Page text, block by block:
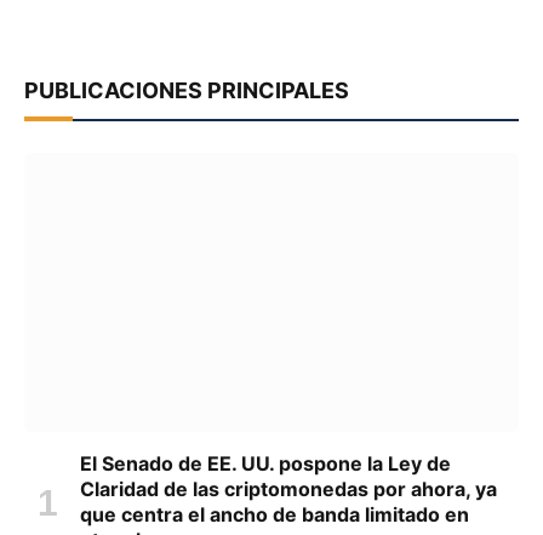
PUBLICACIONES PRINCIPALES
El Senado de EE. UU. pospone la Ley de
Claridad de las criptomonedas por ahora, ya
que centra el ancho de banda limitado en